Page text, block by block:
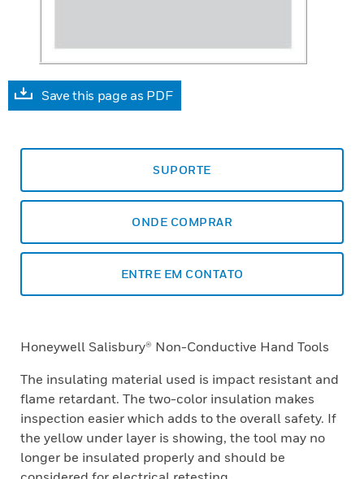
Save this page as PDF
SUPORTE
ONDE COMPRAR
ENTRE EM CONTATO
Honeywell Salisbury® Non-Conductive Hand Tools
The insulating material used is impact resistant and
flame retardant. The two-color insulation makes
inspection easier which adds to the overall safety. If
the yellow under layer is showing, the tool may no
longer be insulated properly and should be